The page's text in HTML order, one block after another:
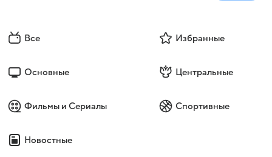
Все Избранные
Основные Центральные
Фильмы и Сериалы Спортивные
Новостные